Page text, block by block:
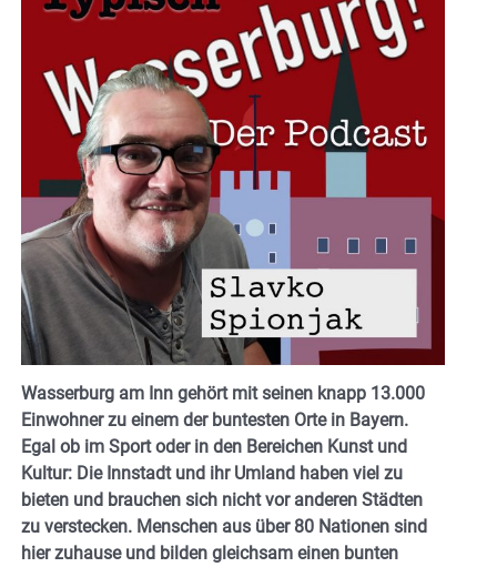
Wasserburg am Inn gehört mit seinen knapp 13.000
Einwohner zu einem der buntesten Orte in Bayern.
Egal ob im Sport oder in den Bereichen Kunst und
Kultur: Die Innstadt und ihr Umland haben viel zu
bieten und brauchen sich nicht vor anderen Städten
zu verstecken. Menschen aus über 80 Nationen sind
hier zuhause und bilden gleichsam einen bunten